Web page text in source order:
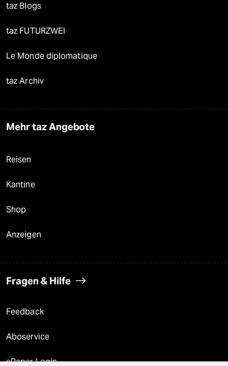
taz Blogs
taz FUTURZWEI
Le Monde diplomatique
taz Archiv
Mehr taz Angebote
Reisen
Kantine
Shop
Anzeigen
Fragen & Hilfe
Feedback
Aboservice
ePaper Login